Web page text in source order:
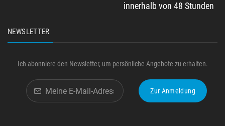
innerhalb von 48 Stunden
NEWSLETTER
Ich abonniere den Newsletter, um persönliche Angebote zu erhalten.
Zur Anmeldung